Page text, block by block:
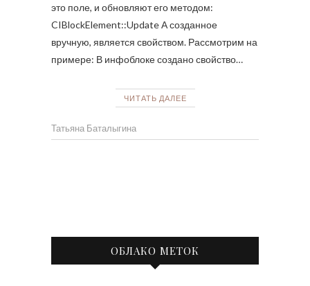
это поле, и обновляют его методом:
CIBlockElement::Update А созданное
вручную, является свойством. Рассмотрим на
примере: В инфоблоке создано свойство…
ЧИТАТЬ ДАЛЕЕ
Татьяна Баталыгина
ОБЛАКО МЕТОК